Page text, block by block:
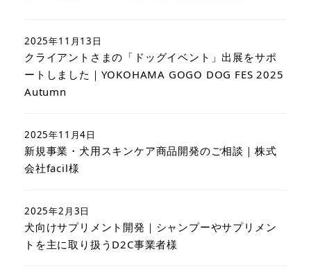
クライアントさまの「ドッグイベント」出展をサポ
ートしました｜YOKOHAMA GOGO DOG FES 2025
Autumn
2025年11月13日
新規事業・犬用スキンケア商品開発のご相談｜株式
会社facil様
2025年11月4日
犬向けサプリメント開発｜シャンプーやサプリメン
トを主に取り扱うD2C事業者様
2025年2月3日